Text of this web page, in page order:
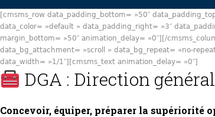
[cmsms_row data_padding_bottom= »50″
data_color= »default » data_padding_right= »3″
margin_bottom= »50″ animation_delay= »0″][/
data_bg_attachment= »scroll » data_bg_repeat= »no-
data_width= »1/1″][cmsms_text animation_delay= »0″]
DGA : Direction
Concevoir, équiper, préparer la supériorité